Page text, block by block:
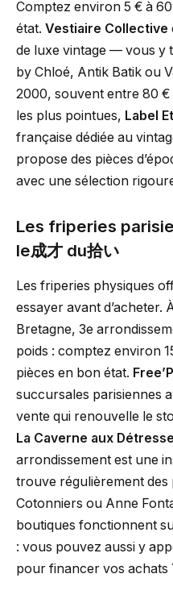
Comptez environ 5 € à
état. Vestiaire Collective
de luxe vintage — vous y
by Chloé, Antik Batik ou
2000, souvent entre 80
les plus pointues, Label
française dédiée au
propose des pièces
avec une sélection
Les friperies
le成才 du拾い
Les friperies physiques
essayer avant d’acheter.
Bretagne, 3e
poids : comptez environ
pièces en bon état.
succursales parisiennes
vente qui renouvelle le
La Caverne aux
arrondissement est une
trouve régulièrement des
Cotonniers ou Anne
boutiques fonctionnent
: vous pouvez aussi y
pour financer vos achats